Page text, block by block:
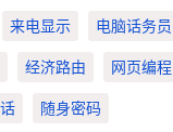
来电显示 电脑话务员
经济路由 网页编程
随身密码